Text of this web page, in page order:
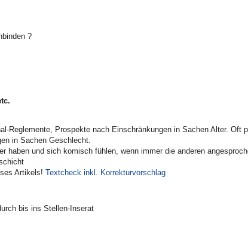
?
Reglemente, Prospekte nach Einschränkungen in Sachen Alter.
in Sachen Geschlecht.
und sich komisch fühlen, wenn immer die anderen
Artikels! Textcheck inkl. Korrekturvorschlag
bis ins Stellen-Inserat